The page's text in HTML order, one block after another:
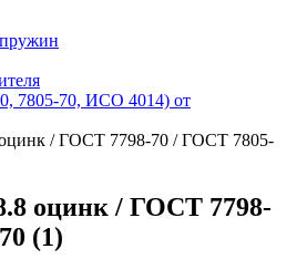
7805-70, ИСО 4014) от
/ ГОСТ 7798-70 / ГОСТ 7805-
оцинк / ГОСТ 7798-
(1)